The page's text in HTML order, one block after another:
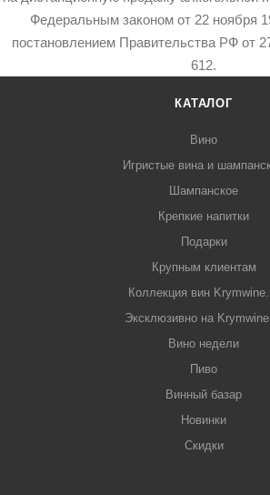
Федеральным законом от 22 ноября
постановлением Правительства РФ от
612.
КАТАЛОГ
Вино
Игристые вина и
Шампанское
Крепкие напитки
Подарки
Крупным клиентам
Коллекция вин
Эксклюзивно на
Вино недели
Пиво
Винный базар
Новинки
Скидки